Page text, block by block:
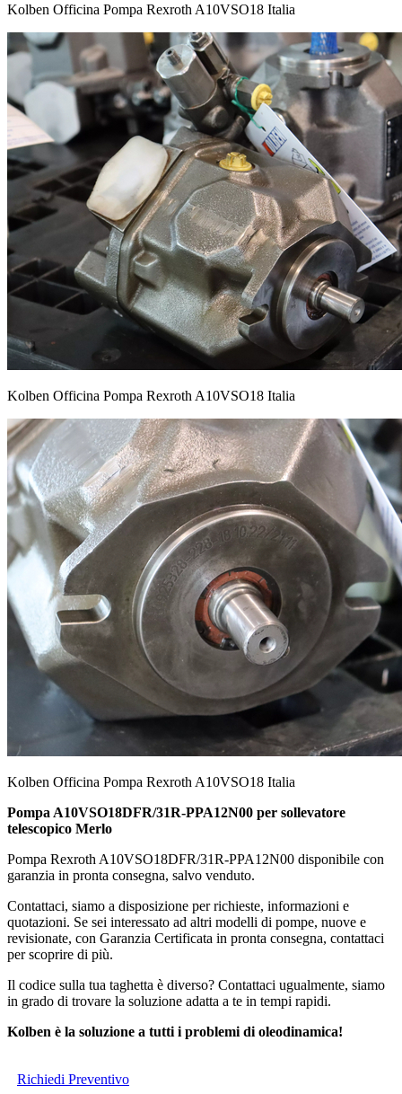
Kolben Officina Pompa Rexroth A10VSO18 Italia
Kolben Officina Pompa Rexroth A10VSO18 Italia
Kolben Officina Pompa Rexroth A10VSO18 Italia
Pompa A10VSO18DFR/31R-PPA12N00 per sollevatore
telescopico Merlo
Pompa Rexroth A10VSO18DFR/31R-PPA12N00 disponibile con
garanzia in pronta consegna, salvo venduto.
Contattaci, siamo a disposizione per richieste, informazioni e
quotazioni. Se sei interessato ad altri modelli di pompe, nuove e
revisionate, con Garanzia Certificata in pronta consegna, contattaci
per scoprire di più.
Il codice sulla tua taghetta è diverso? Contattaci ugualmente, siamo
in grado di trovare la soluzione adatta a te in tempi rapidi.
Kolben è la soluzione a tutti i problemi di oleodinamica!
Richiedi Preventivo